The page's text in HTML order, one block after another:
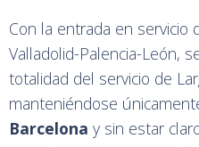
Con la entrada en servicio
Valladolid-Palencia-León,
totalidad del servicio de
manteniéndose
Barcelona y sin estar